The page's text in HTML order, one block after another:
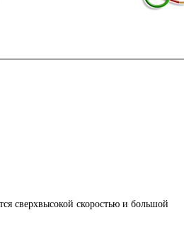
сверхвысокой скоростью и большой